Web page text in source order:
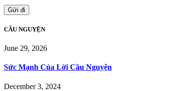
CẦU NGUYỆN
June 29, 2026
Sức Mạnh Của Lời Cầu Nguyện
December 3, 2024